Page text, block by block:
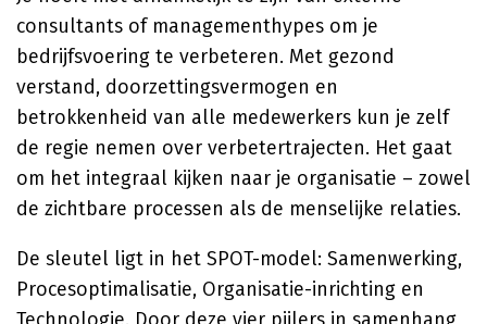
consultants of managementhypes om je
bedrijfsvoering te verbeteren. Met gezond
verstand, doorzettingsvermogen en
betrokkenheid van alle medewerkers kun je zelf
de regie nemen over verbetertrajecten. Het gaat
om het integraal kijken naar je organisatie – zowel
de zichtbare processen als de menselijke relaties.
De sleutel ligt in het SPOT-model: Samenwerking,
Procesoptimalisatie, Organisatie-inrichting en